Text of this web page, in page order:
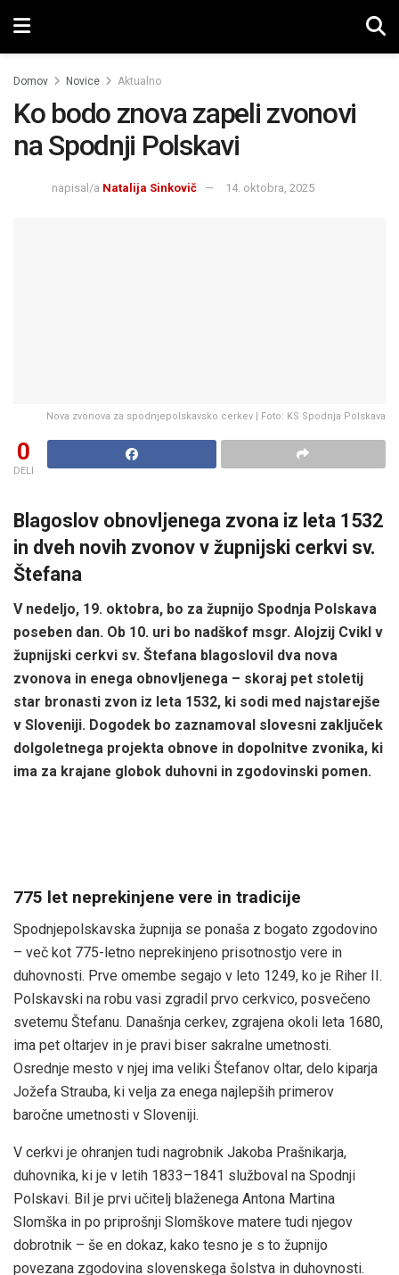
Domov Novice Aktualno
Ko bodo znova zapeli zvonovi
na Spodnji Polskavi
napisal/a Natalija Sinkovič 14. oktobra, 2025
Nova zvonova za spodnjepolskavsko cerkev | Foto: KS Spodnja Polskava
0
DELI
Blagoslov obnovljenega zvona iz leta 1532
in dveh novih zvonov v župnijski cerkvi sv.
Štefana
V nedeljo, 19. oktobra, bo za župnijo Spodnja Polskava
poseben dan. Ob 10. uri bo nadškof msgr. Alojzij Cvikl v
župnijski cerkvi sv. Štefana blagoslovil dva nova
zvonova in enega obnovljenega – skoraj pet stoletij
star bronasti zvon iz leta 1532, ki sodi med najstarejše
v Sloveniji. Dogodek bo zaznamoval slovesni zaključek
dolgoletnega projekta obnove in dopolnitve zvonika, ki
ima za krajane globok duhovni in zgodovinski pomen.
775 let neprekinjene vere in tradicije
Spodnjepolskavska župnija se ponaša z bogato zgodovino
– več kot 775-letno neprekinjeno prisotnostjo vere in
duhovnosti. Prve omembe segajo v leto 1249, ko je Riher II.
Polskavski na robu vasi zgradil prvo cerkvico, posvečeno
svetemu Štefanu. Današnja cerkev, zgrajena okoli leta 1680,
ima pet oltarjev in je pravi biser sakralne umetnosti.
Osrednje mesto v njej ima veliki Štefanov oltar, delo kiparja
Jožefa Strauba, ki velja za enega najlepših primerov
baročne umetnosti v Sloveniji.
V cerkvi je ohranjen tudi nagrobnik Jakoba Prašnikarja,
duhovnika, ki je v letih 1833–1841 služboval na Spodnji
Polskavi. Bil je prvi učitelj blaženega Antona Martina
Slomška in po priprošnji Slomškove matere tudi njegov
dobrotnik – še en dokaz, kako tesno je s to župnijo
povezana zgodovina slovenskega šolstva in duhovnosti.